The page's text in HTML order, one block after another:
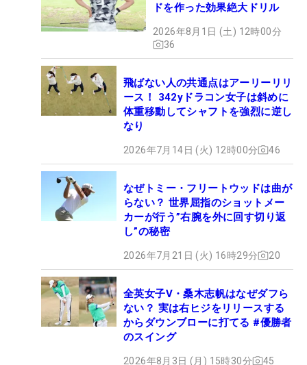
ドを作った効果絶大ドリル
2026年8月1日 (土) 12時00分
36
飛ばない人の共通点はアーリーリリ
ース！ 342yドラコン女子は斜めに
体重移動してシャフトを強烈に逆し
なり
2026年7月14日 (火) 12時00分 46
なぜトミー・フリートウッドは曲が
らない？ 世界屈指のショットメー
カーが行う”右腕を外に回す切り返
し”の秘密
2026年7月21日 (火) 16時29分 20
全英女子V・桑木志帆はなぜダフら
ない？ 実は右ヒジをリリースする
からダウンブローに打てる #優勝者
のスイング
2026年8月3日 (月) 15時30分 45